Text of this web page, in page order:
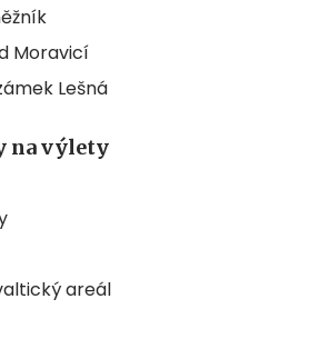
Moravicí
Lešná
na výlety
areál